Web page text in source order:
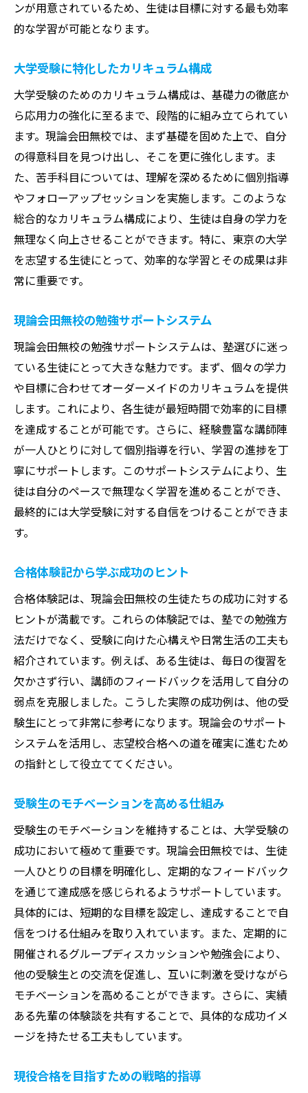
ンが用意されているため、生徒は目標に対する最も効率
的な学習が可能となります。
大学受験に特化したカリキュラム構成
大学受験のためのカリキュラム構成は、基礎力の徹底か
ら応用力の強化に至るまで、段階的に組み立てられてい
ます。現論会田無校では、まず基礎を固めた上で、自分
の得意科目を見つけ出し、そこを更に強化します。ま
た、苦手科目については、理解を深めるために個別指導
やフォローアップセッションを実施します。このような
総合的なカリキュラム構成により、生徒は自身の学力を
無理なく向上させることができます。特に、東京の大学
を志望する生徒にとって、効率的な学習とその成果は非
常に重要です。
現論会田無校の勉強サポートシステム
現論会田無校の勉強サポートシステムは、塾選びに迷っ
ている生徒にとって大きな魅力です。まず、個々の学力
や目標に合わせてオーダーメイドのカリキュラムを提供
します。これにより、各生徒が最短時間で効率的に目標
を達成することが可能です。さらに、経験豊富な講師陣
が一人ひとりに対して個別指導を行い、学習の進捗を丁
寧にサポートします。このサポートシステムにより、生
徒は自分のペースで無理なく学習を進めることができ、
最終的には大学受験に対する自信をつけることができま
す。
合格体験記から学ぶ成功のヒント
合格体験記は、現論会田無校の生徒たちの成功に対する
ヒントが満載です。これらの体験記では、塾での勉強方
法だけでなく、受験に向けた心構えや日常生活の工夫も
紹介されています。例えば、ある生徒は、毎日の復習を
欠かさず行い、講師のフィードバックを活用して自分の
弱点を克服しました。こうした実際の成功例は、他の受
験生にとって非常に参考になります。現論会のサポート
システムを活用し、志望校合格への道を確実に進むため
の指針として役立ててください。
受験生のモチベーションを高める仕組み
受験生のモチベーションを維持することは、大学受験の
成功において極めて重要です。現論会田無校では、生徒
一人ひとりの目標を明確化し、定期的なフィードバック
を通じて達成感を感じられるようサポートしています。
具体的には、短期的な目標を設定し、達成することで自
信をつける仕組みを取り入れています。また、定期的に
開催されるグループディスカッションや勉強会により、
他の受験生との交流を促進し、互いに刺激を受けながら
モチベーションを高めることができます。さらに、実績
ある先輩の体験談を共有することで、具体的な成功イメ
ージを持たせる工夫もしています。
現役合格を目指すための戦略的指導